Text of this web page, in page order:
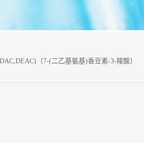
（7-(二乙基氨基)香豆素-3-羧酸）